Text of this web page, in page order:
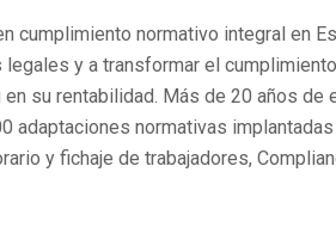
cumplimiento normativo integral en
y a transformar el
su rentabilidad. Más de 20 años
normativas implantadas
y fichaje de trabajadores,